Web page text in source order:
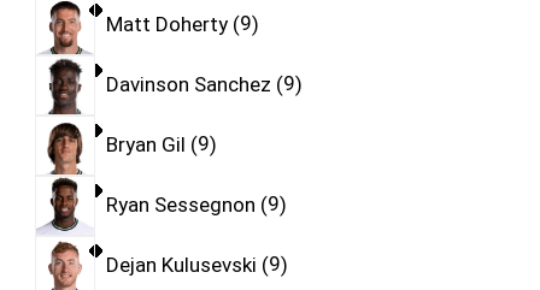
Matt Doherty 9
Davinson Sanchez 9
Bryan Gil 9
Ryan Sessegnon 9
Dejan Kulusevski 9